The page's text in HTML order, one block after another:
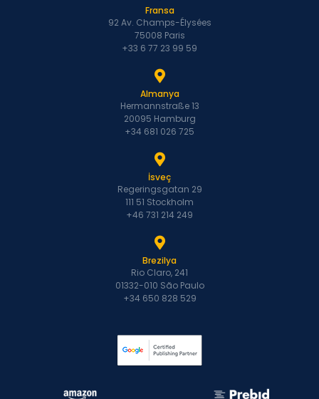
Fransa
92 Av. Champs-Élysées
75008 Paris
+33 6 77 23 99 59
Almanya
Hermannstraße 13
20095 Hamburg
+34 681 026 725
İsveç
Regeringsgatan 29
111 51 Stockholm
+46 731 214 249
Brezilya
Rio Claro, 241
01332-010 São Paulo
+34 650 828 529